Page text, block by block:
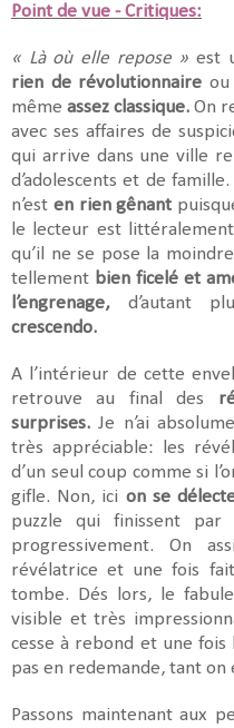
Point de vue - Critiques:
« Là où elle repose » est
rien de révolutionnaire ou
même assez classique. On
avec ses affaires de
qui arrive dans une ville
d’adolescents et de
n’est en rien gênant
le lecteur est
qu’il ne se pose la
tellement bien ficelé et
l’engrenage,d’autant
crescendo.
A l’intérieur de cette
retrouve au final des
surprises. Je n’ai
très appréciable: les
d’un seul coup comme si
gifle. Non, ici on se
puzzle qui finissent par
progressivement. On
révélatrice et une fois
tombe. Dés lors, le
visible et très
cesse à rebond et une
pas en redemande, tant on
Passons maintenant aux